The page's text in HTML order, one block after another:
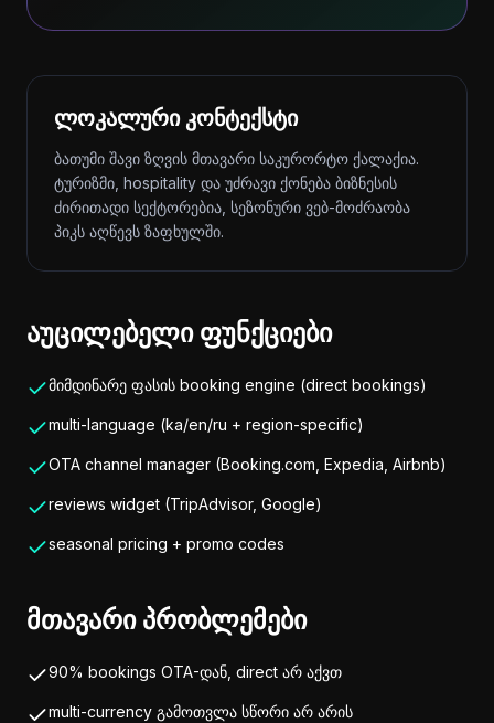
ლოკალური კონტექსტი
ბათუმი შავი ზღვის მთავარი საკურორტო ქალაქია.
ტურიზმი, hospitality და უძრავი ქონება ბიზნესის
ძირითადი სექტორებია, სეზონური ვებ-მოძრაობა
პიკს აღწევს ზაფხულში.
აუცილებელი ფუნქციები
მიმდინარე ფასის booking engine (direct bookings)
multi-language (ka/en/ru + region-specific)
OTA channel manager (Booking.com, Expedia, Airbnb)
reviews widget (TripAdvisor, Google)
seasonal pricing + promo codes
მთავარი პრობლემები
90% bookings OTA-დან, direct არ აქვთ
multi-currency გამოთვლა სწორი არ არის